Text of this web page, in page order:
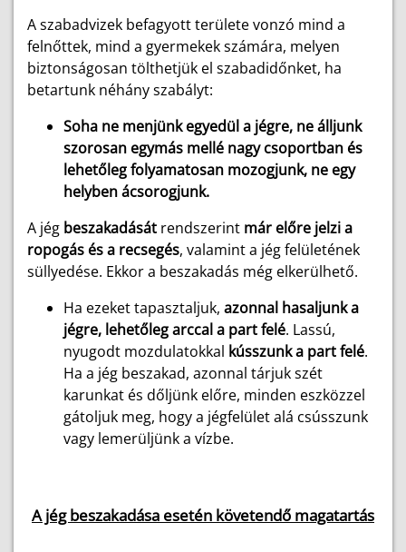
A szabadvizek befagyott területe vonzó mind a
felnőttek, mind a gyermekek számára, melyen
biztonságosan tölthetjük el szabadidőnket, ha
betartunk néhány szabályt:
Soha ne menjünk egyedül a jégre, ne álljunk
szorosan egymás mellé nagy csoportban és
lehetőleg folyamatosan mozogjunk, ne egy
helyben ácsorogjunk.
A jég beszakadását rendszerint már előre jelzi a
ropogás és a recsegés, valamint a jég felületének
süllyedése. Ekkor a beszakadás még elkerülhető.
Ha ezeket tapasztaljuk, azonnal hasaljunk a
jégre, lehetőleg arccal a part felé. Lassú,
nyugodt mozdulatokkal kússzunk a part felé.
Ha a jég beszakad, azonnal tárjuk szét
karunkat és dőljünk előre, minden eszközzel
gátoljuk meg, hogy a jégfelület alá csússzunk
vagy lemerüljünk a vízbe.
A jég beszakadása esetén követendő magatartás